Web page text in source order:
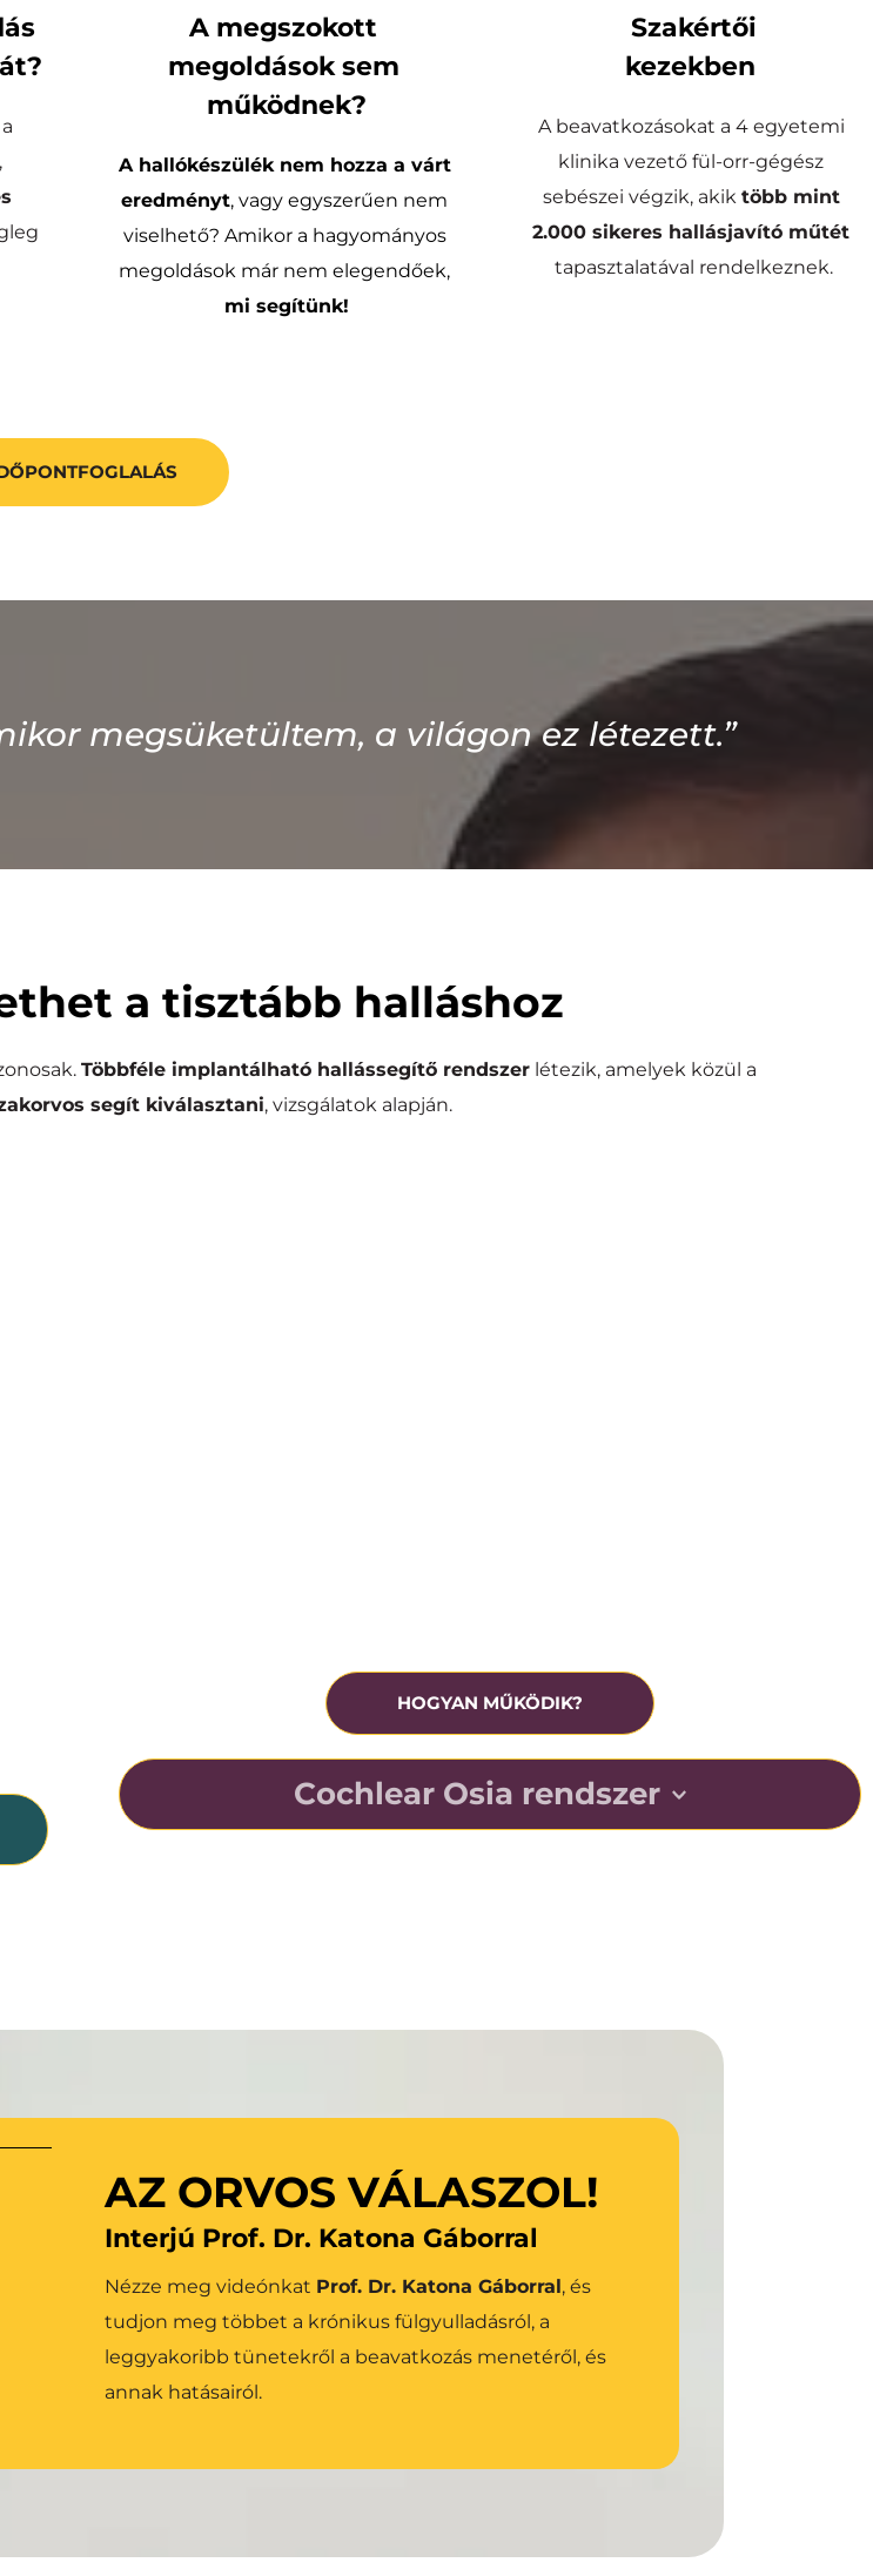
hallójárat szabadon marad,
A megszokott
megoldások sem
működnek?
A hallókészülék nem hozza a várt
eredményt, vagy egyszerűen nem
viselhető? Amikor a hagyományos
mi segítünk!
Szakértői
kezekben
A beavatkozásokat a 4 egyetemi
klinika vezető fül-orr-gégész
sebészei végzik, akik több mint
2.000 sikeres hallásjavító műtét
tapasztalatával rendelkeznek.
megsüketültem, a világon ez létezett.”
a tisztább halláshoz
Többféle implantálható hallássegítő rendszer létezik, amelyek közül a
segít kiválasztani, vizsgálatok alapján.
HOGYAN MŰKÖDIK?
Cochlear Osia rendszer
a lehető legtöbbet hozza ki hallásából.
Bővebben az Osia-ról
AZ ORVOS VÁLASZOL!
Interjú Prof. Dr. Katona Gáborral
Nézze meg videónkat Prof. Dr. Katona Gáborral, és
tudjon meg többet a krónikus fülgyulladásról, a
leggyakoribb tünetekről a beavatkozás menetéről, és
annak hatásairól.